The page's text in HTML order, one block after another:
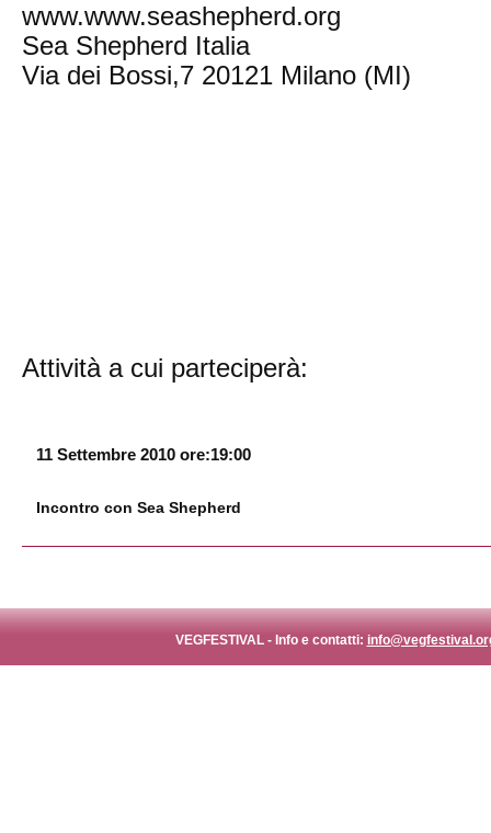
www.www.seashepherd.org
Sea Shepherd Italia
Via dei Bossi,7 20121 Milano (MI)
Attività a cui parteciperà:
11 Settembre 2010 ore:19:00
Incontro con Sea Shepherd
VEGFESTIVAL - Info e contatti: